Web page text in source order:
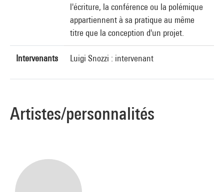
l'écriture, la conférence ou la polémique
appartiennent à sa pratique au même
titre que la conception d'un projet.
Intervenants Luigi Snozzi : intervenant
Artistes/personnalités